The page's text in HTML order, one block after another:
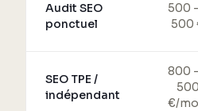
Audit SEO
ponctuel
500
500
SEO TPE /
indépendant
800
500
€/